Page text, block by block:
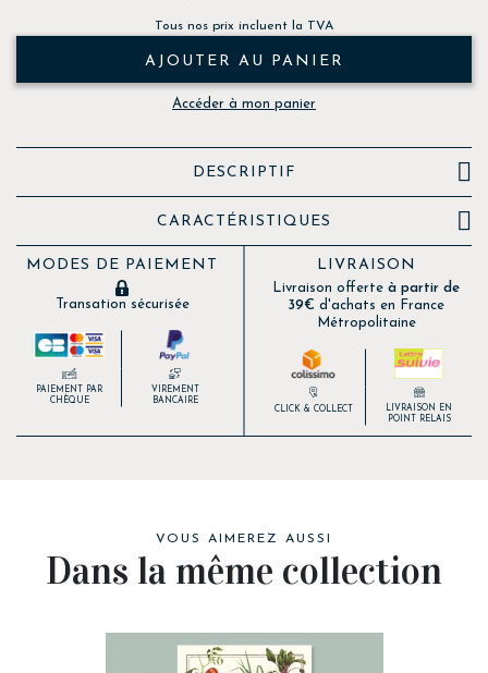
Tous nos prix incluent la TVA
AJOUTER AU PANIER
Accéder à mon panier
DESCRIPTIF 
CARACTÉRISTIQUES 
MODES DE PAIEMENT
Transation sécurisée
PAIEMENT PAR
CHÈQUE
VIREMENT
BANCAIRE
LIVRAISON
Livraison offerte à partir de
39€ d'achats en France
Métropolitaine
CLICK & COLLECT
LIVRAISON EN
POINT RELAIS
VOUS AIMEREZ AUSSI
Dans la même collection